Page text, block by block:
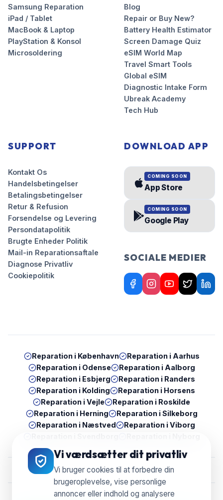
Vi værdsætter dit privatliv
Vi bruger cookies til at forbedre din
brugeroplevelse, vise personlige
annoncer eller indhold og analysere
Samsung Reparation
iPad / Tablet
MacBook & Laptop
PlayStation & Konsol
Microsoldering
Blog
Repair or Buy New?
Battery Health Estimator
Screen Damage Quiz
eSIM World Map
Travel Smart Tools
Global eSIM
Diagnostic Intake Form
Ubreak Academy
Tech Hub
SUPPORT
Kontakt Os
Handelsbetingelser
Betalingsbetingelser
Retur & Refusion
Forsendelse og Levering
Persondatapolitik
Brugte Enheder Politik
Mail-in Reparationsaftale
Diagnose Privatliv
Cookiepolitik
DOWNLOAD APP
COMING SOON
App Store
COMING SOON
Google Play
SOCIALE MEDIER
Reparation i København Reparation i Aarhus
Reparation i Odense Reparation i Aalborg
Reparation i Esbjerg Reparation i Randers
Reparation i Kolding Reparation i Horsens
Reparation iVejle Reparation i Roskilde
Reparation i Herning Reparation i Silkeborg
Reparation i Næstved Reparation i Viborg